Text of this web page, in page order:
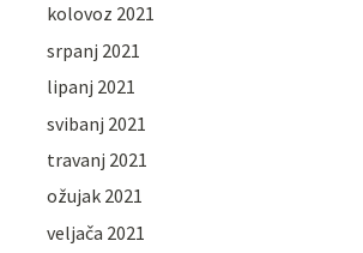
kolovoz 2021
srpanj 2021
lipanj 2021
svibanj 2021
travanj 2021
ožujak 2021
veljača 2021